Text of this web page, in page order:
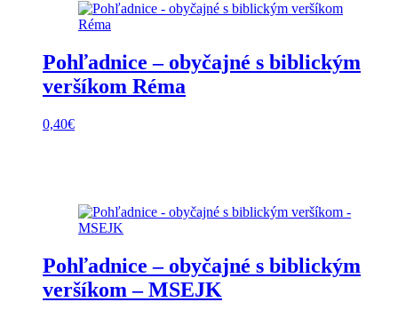
Pohľadnice – obyčajné s biblickým
veršíkom Réma
0,40€
Pohľadnice – obyčajné s biblickým
veršíkom – MSEJK